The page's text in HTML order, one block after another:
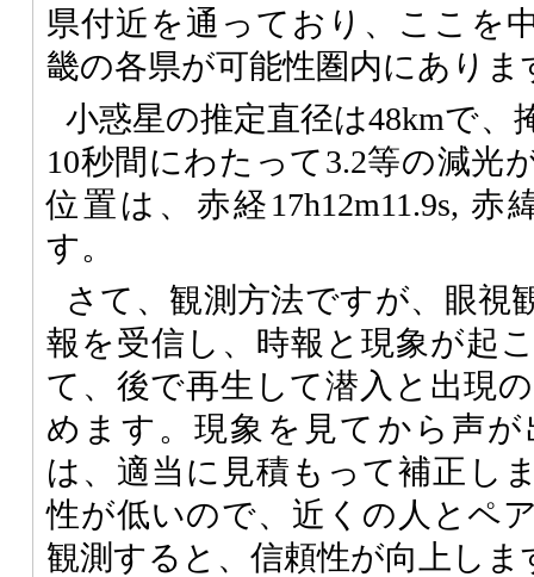
県付近を通っており、ここを
畿の各県が可能性圏内にありま
小惑星の推定直径は48kmで、
10秒間にわたって3.2等の減光
位置は、赤経17h12m11.9s, 赤
す。
さて、観測方法ですが、眼視
報を受信し、時報と現象が起
て、後で再生して潜入と出現
めます。現象を見てから声
は、適当に見積もって補正し
性が低いので、近くの人とペ
観測すると、信頼性が向上しま